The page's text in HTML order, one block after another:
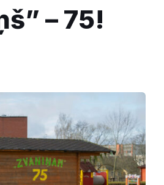
– 75!